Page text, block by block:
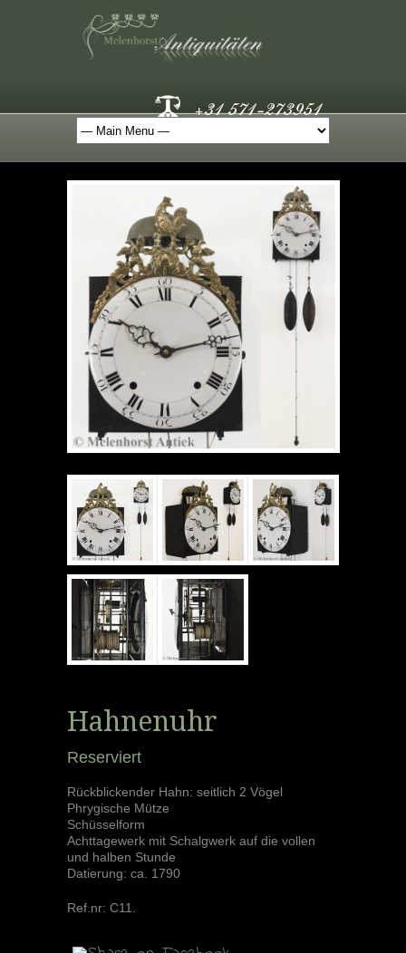
Hahnenuhr
Reserviert
Rückblickender Hahn: seitlich 2 Vögel
Phrygische Mütze
Schüsselform
Achttagewerk mit Schalgwerk auf die vollen
und halben Stunde
Datierung: ca. 1790
Ref.nr: C11